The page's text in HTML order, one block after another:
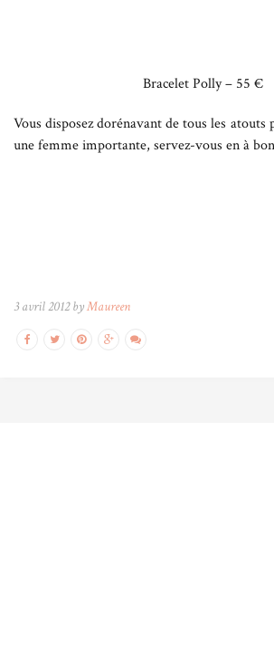
Bracelet Polly – 55 €
Vous disposez dorénavant de tous les
une femme importante, servez-vous en à
3 avril 2012 byMaureen